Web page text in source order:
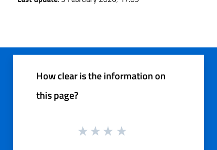
How clear is the information on
this page?